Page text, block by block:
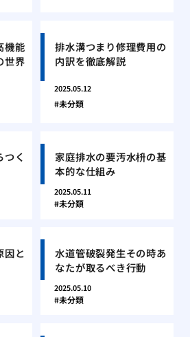
機能
世界
排水溝つまり修理費用の
内訳を徹底解説
2025.05.12
未分類
つく
家庭排水の要汚水枡の基
本的な仕組み
2025.05.11
未分類
因と
水道管破裂発生その時あ
なたが取るべき行動
2025.05.10
未分類